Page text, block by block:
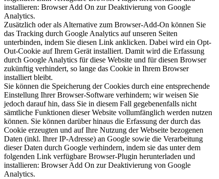
installieren: Browser Add On zur Deaktivierung von Google
Analytics.
Zusätzlich oder als Alternative zum Browser-Add-On können Sie
das Tracking durch Google Analytics auf unseren Seiten
unterbinden, indem Sie diesen Link anklicken. Dabei wird ein Opt-
Out-Cookie auf Ihrem Gerät installiert. Damit wird die Erfassung
durch Google Analytics für diese Website und für diesen Browser
zukünftig verhindert, so lange das Cookie in Ihrem Browser
installiert bleibt.
Sie können die Speicherung der Cookies durch eine entsprechende
Einstellung Ihrer Browser-Software verhindern; wir weisen Sie
jedoch darauf hin, dass Sie in diesem Fall gegebenenfalls nicht
sämtliche Funktionen dieser Website vollumfänglich werden nutzen
können. Sie können darüber hinaus die Erfassung der durch das
Cookie erzeugten und auf Ihre Nutzung der Webseite bezogenen
Daten (inkl. Ihrer IP-Adresse) an Google sowie die Verarbeitung
dieser Daten durch Google verhindern, indem sie das unter dem
folgenden Link verfügbare Browser-Plugin herunterladen und
installieren: Browser Add On zur Deaktivierung von Google
Analytics.